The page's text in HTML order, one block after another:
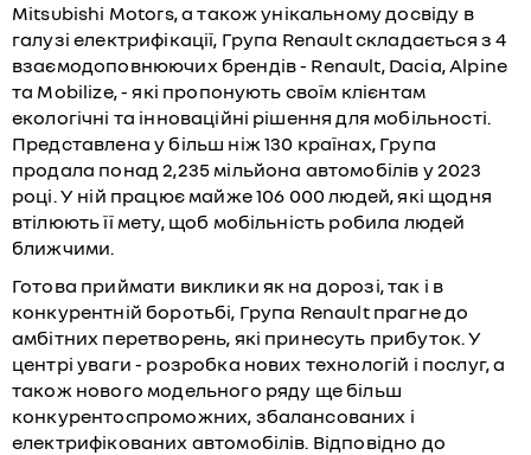
Mitsubishi Motors, а також унікальному досвіду в
галузі електрифікації, Група Renault складається з 4
взаємодоповнюючих брендів - Renault, Dacia, Alpine
та Mobilize, - які пропонують своїм клієнтам
екологічні та інноваційні рішення для мобільності.
Представлена у більш ніж 130 країнах, Група
продала понад 2,235 мільйона автомобілів у 2023
році. У ній працює майже 106 000 людей, які щодня
втілюють її мету, щоб мобільність робила людей
ближчими.
Готова приймати виклики як на дорозі, так і в
конкурентній боротьбі, Група Renault прагне до
амбітних перетворень, які принесуть прибуток. У
центрі уваги - розробка нових технологій і послуг, а
також нового модельного ряду ще більш
конкурентоспроможних, збалансованих і
електрифікованих автомобілів. Відповідно до